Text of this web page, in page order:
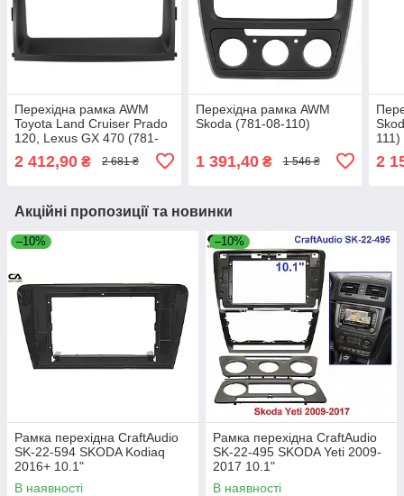
Перехідна рамка AWM
Toyota Land Cruiser Prado
120, Lexus GX 470 (781-
2 412,90 ₴ 2 681 ₴
Перехідна рамка AWM
Skoda (781-08-110)
1 391,40₴ 1 546 ₴
111)
2
Акційні пропозиції та новинки
–10%
Рамка перехідна CraftAudio
SK-22-594 SKODA Kodiaq
2016+ 10.1"
В наявності
–10%
Рамка перехідна CraftAudio
SK-22-495 SKODA Yeti 2009-
2017 10.1"
В наявності